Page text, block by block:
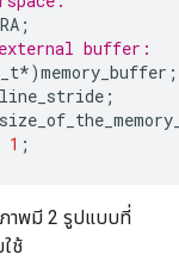
;
buffer:
*)memory_buffer ;
;
1 ;
าพมี 2 รูปแบบที่
ช้